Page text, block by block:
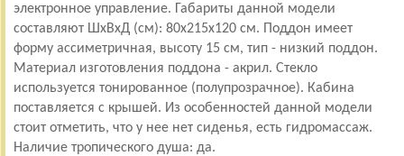
электронное управление. Габариты данной модели
составляют ШхВхД (см): 80x215x120 см. Поддон имеет
форму ассиметричная, высоту 15 см, тип - низкий поддон.
Материал изготовления поддона - акрил. Стекло
используется тонированное (полупрозрачное). Кабина
поставляется с крышей. Из особенностей данной модели
стоит отметить, что у нее нет сиденья, есть гидромассаж.
Наличие тропического душа: да.